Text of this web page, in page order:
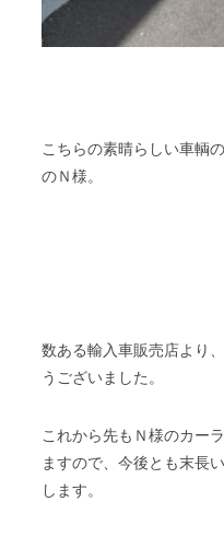
こちらの素晴らしい車輌
のＮ様。
数ある輸入車販売店より
うございました。
これから先もＮ様のカー
ますので、今後とも末長
します。